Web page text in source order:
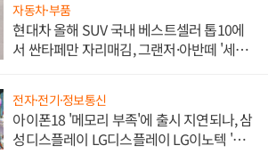
자동차·부품
현대차 올해 SUV 국내 베스트셀러 톱10에
서 싼타페만 자리매김, 그랜저·아반떼 '세단
전자·전기·정보통신
아이폰18 '메모리 부족'에 출시 지연되나, 삼
성디스플레이 LG디스플레이 LG이노텍 '탈